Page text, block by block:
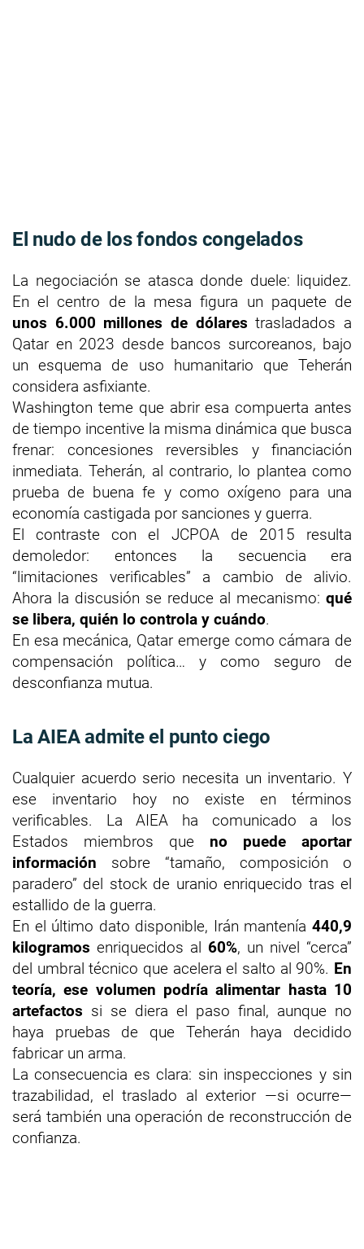
El nudo de los fondos congelados
La negociación se atasca donde duele: liquidez.
En el centro de la mesa figura un paquete de
unos 6.000 millones de dólares trasladados a
Qatar en 2023 desde bancos surcoreanos, bajo
un esquema de uso humanitario que Teherán
considera asfixiante.
Washington teme que abrir esa compuerta antes
de tiempo incentive la misma dinámica que busca
frenar: concesiones reversibles y financiación
inmediata. Teherán, al contrario, lo plantea como
prueba de buena fe y como oxígeno para una
economía castigada por sanciones y guerra.
El contraste con el JCPOA de 2015 resulta
demoledor: entonces la secuencia era
“limitaciones verificables” a cambio de alivio.
Ahora la discusión se reduce al mecanismo: qué
se libera, quién lo controla y cuándo.
En esa mecánica, Qatar emerge como cámara de
compensación política… y como seguro de
desconfianza mutua.
La AIEA admite el punto ciego
Cualquier acuerdo serio necesita un inventario. Y
ese inventario hoy no existe en términos
verificables. La AIEA ha comunicado a los
Estados miembros que no puede aportar
información sobre “tamaño, composición o
paradero” del stock de uranio enriquecido tras el
estallido de la guerra.
En el último dato disponible, Irán mantenía 440,9
kilogramos enriquecidos al 60%, un nivel “cerca”
del umbral técnico que acelera el salto al 90%. En
teoría, ese volumen podría alimentar hasta 10
artefactos si se diera el paso final, aunque no
haya pruebas de que Teherán haya decidido
fabricar un arma.
La consecuencia es clara: sin inspecciones y sin
trazabilidad, el traslado al exterior —si ocurre—
será también una operación de reconstrucción de
confianza.